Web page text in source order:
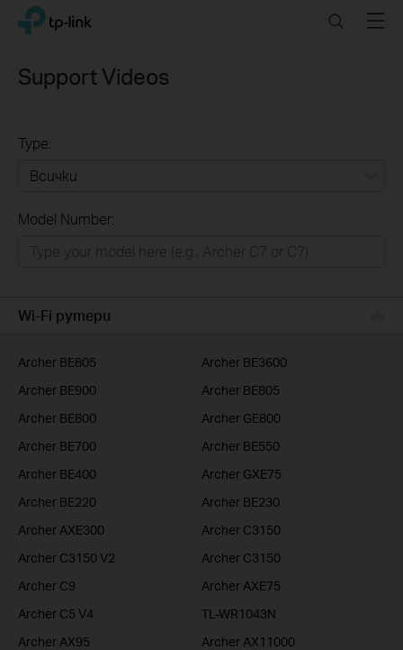
Click
navigation
TP-Link, Reliably Smart SearchMenu
Support Videos
Type:
Бизнес решения
Model Number:
Wi-Fi рутери
Archer BE805
Archer BE3600
Archer BE900
Archer BE805
Archer BE800
Archer GE800
Archer BE700
Archer BE550
Archer BE400
Archer GXE75
Archer BE220
Archer BE230
Archer AXE300
Archer C3150
Archer C3150 V2
Archer C3150
Archer C9
Archer AXE75
Archer C5 V4
TL-WR1043N
Archer AX95
Archer AX11000